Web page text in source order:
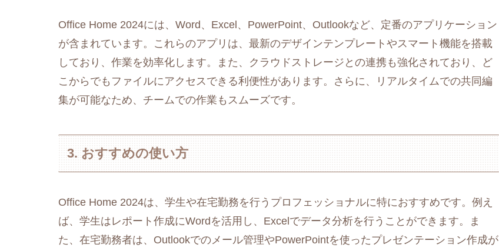
Office Home 2024には、Word、Excel、PowerPoint、Outlookなど、定番のアプリケーション
が含まれています。これらのアプリは、最新のデザインテンプレートやスマート機能を搭載
しており、作業を効率化します。また、クラウドストレージとの連携も強化されており、ど
こからでもファイルにアクセスできる利便性があります。さらに、リアルタイムでの共同編
集が可能なため、チームでの作業もスムーズです。
3. おすすめの使い方
Office Home 2024は、学生や在宅勤務を行うプロフェッショナルに特におすすめです。例え
ば、学生はレポート作成にWordを活用し、Excelでデータ分析を行うことができます。ま
た、在宅勤務者は、Outlookでのメール管理やPowerPointを使ったプレゼンテーション作成が